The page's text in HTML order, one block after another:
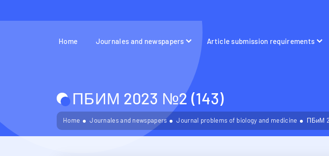
Home Journales and newspapers Article submission requirements
ПБИМ 2023 №2 (143)
Home Journales and newspapers Journal problems of biology and medicine ПБиМ